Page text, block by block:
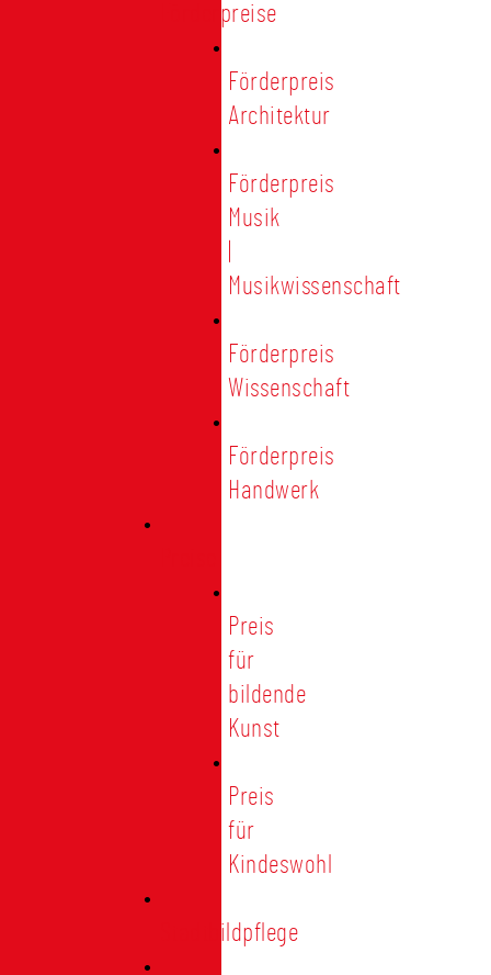
Förderpreise
Förderpreis
Architektur
Förderpreis
Musik
Musikwissenschaft
Förderpreis
Wissenschaft
Förderpreis
Handwerk
Preis
für
bildende
Kunst
Preis
für
Kindeswohl
Stadtbildpflege